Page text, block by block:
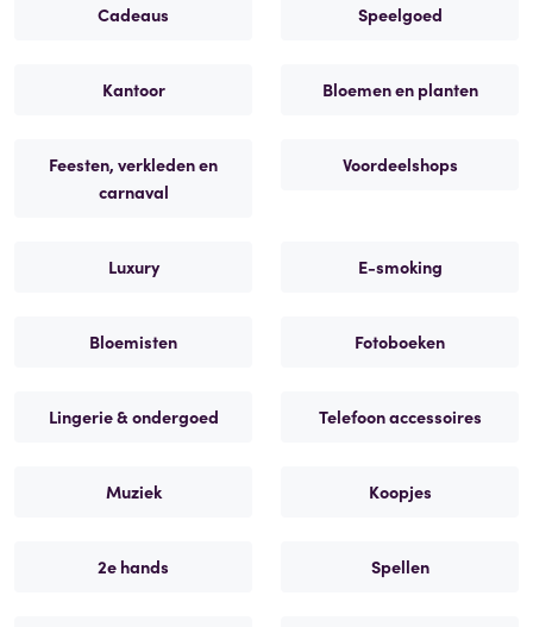
Cadeaus Speelgoed
Kantoor Bloemen en planten
Feesten, verkleden en
carnaval
Voordeelshops
Luxury E-smoking
Bloemisten Fotoboeken
Lingerie & ondergoed Telefoon accessoires
Muziek Koopjes
2e hands Spellen